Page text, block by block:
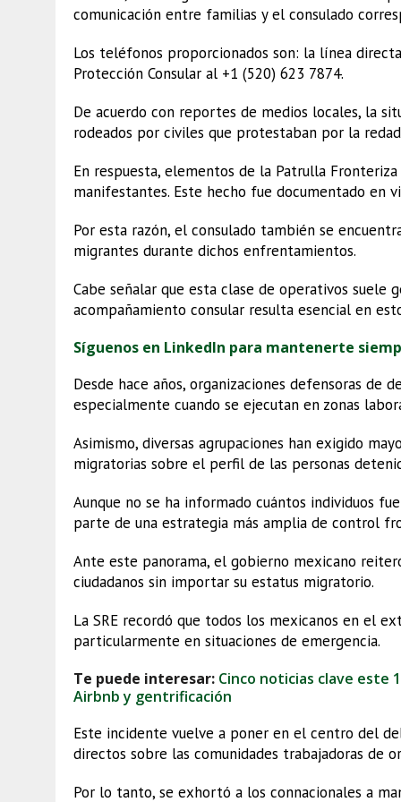
comunicación entre familias y el consulado
Los teléfonos proporcionados son: la línea
Protección Consular al +1 (520) 623 7874.
De acuerdo con reportes de medios locales, la
rodeados por civiles que protestaban por la
En respuesta, elementos de la Patrulla
manifestantes. Este hecho fue documentado en
Por esta razón, el consulado también se
migrantes durante dichos enfrentamientos.
Cabe señalar que esta clase de operativos suele
acompañamiento consular resulta esencial en
Síguenos en LinkedIn para mantenerte
Desde hace años, organizaciones defensoras de
especialmente cuando se ejecutan en zonas
Asimismo, diversas agrupaciones han exigido
migratorias sobre el perfil de las personas
Aunque no se ha informado cuántos individuos
parte de una estrategia más amplia de control
Ante este panorama, el gobierno mexicano
ciudadanos sin importar su estatus migratorio.
La SRE recordó que todos los mexicanos en el
particularmente en situaciones de emergencia.
Te puede interesar: Cinco noticias clave este
Airbnb y gentrificación
Este incidente vuelve a poner en el centro del
directos sobre las comunidades trabajadoras de
Por lo tanto, se exhortó a los connacionales a